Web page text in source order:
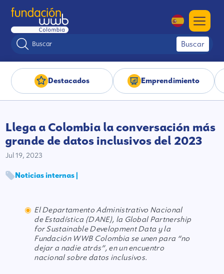
Buscar
Destacados Emprendimiento
Llega a Colombia la conversación más
grande de datos inclusivos del 2023
Jul 19, 2023
Noticias internas |
El Departamento Administrativo Nacional
de Estadística (DANE), la Global Partnership
for Sustainable Development Data y la
Fundación WWB Colombia se unen para “no
dejar a nadie atrás”, en un encuentro
nacional sobre datos inclusivos.